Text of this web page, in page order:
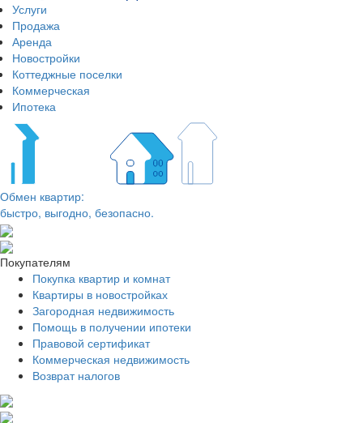
Услуги
Продажа
Аренда
Новостройки
Коттеджные поселки
Коммерческая
Ипотека
Обмен квартир:
быстро, выгодно, безопасно.
Покупателям
Покупка квартир и комнат
Квартиры в новостройках
Загородная недвижимость
Помощь в получении ипотеки
Правовой сертификат
Коммерческая недвижимость
Возврат налогов